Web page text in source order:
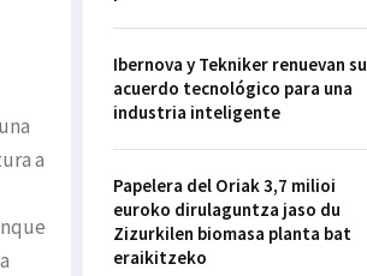
a
Ibernova y Tekniker renuevan su
acuerdo tecnológico para una
industria inteligente
Papelera del Oriak 3,7 milioi
euroko dirulaguntza jaso du
Zizurkilen biomasa planta bat
eraikitzeko